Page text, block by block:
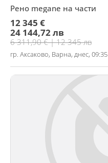
Рено megane на части
12 345 €
24 144,72 лв
6 311,90 € | 12 345 лв
гр. Аксаково, Варна, днес, 09:35